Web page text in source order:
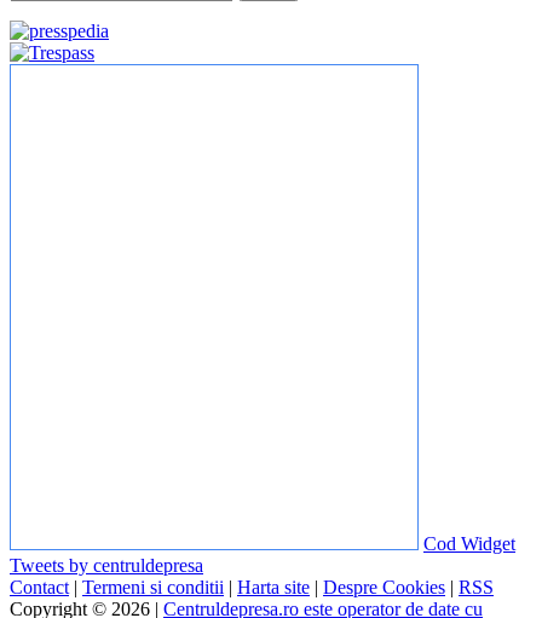
Cod Widget
Tweets by centruldepresa
Contact | Termeni si conditii | Harta site | Despre Cookies | RSS
Copyright © 2026 | Centruldepresa.ro este operator de date cu